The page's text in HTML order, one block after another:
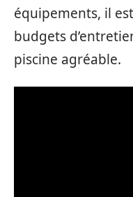
équipements, il
budgets
piscine agréable.